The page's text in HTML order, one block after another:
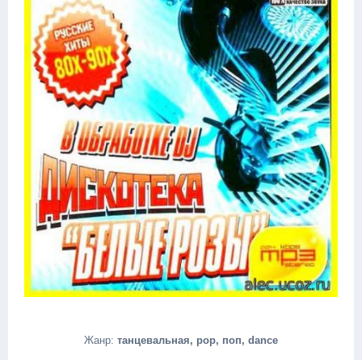
Жанр: танцевальная, pop, поп, dance